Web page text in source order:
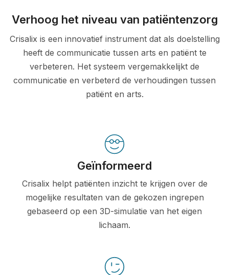
Verhoog het niveau van patiëntenzorg
Crisalix is een innovatief instrument dat als doelstelling
heeft de communicatie tussen arts en patiënt te
verbeteren. Het systeem vergemakkelijkt de
communicatie en verbeterd de verhoudingen tussen
patiënt en arts.
Geïnformeerd
Crisalix helpt patiënten inzicht te krijgen over de
mogelijke resultaten van de gekozen ingrepen
gebaseerd op een 3D-simulatie van het eigen
lichaam.